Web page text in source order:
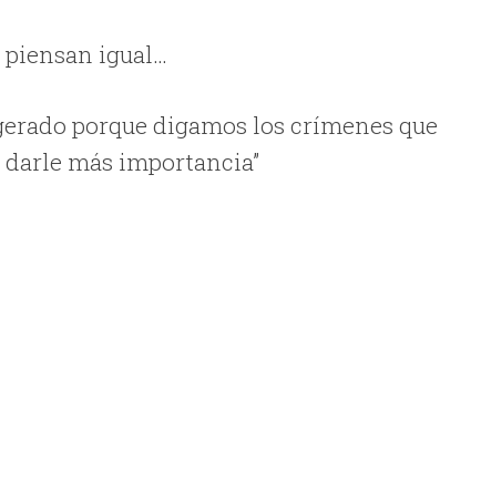
igual…
porque digamos los crímenes que
más importancia”